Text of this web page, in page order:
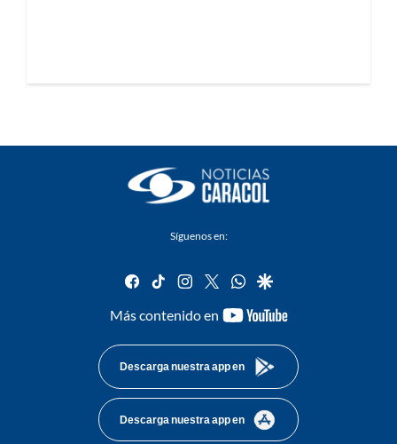
Síguenos en:
facebook
tiktok instagram
twitterwhatsapp
google
Más contenido en
youtube-
Descarga nuestra app en
Descarga nuestra app en